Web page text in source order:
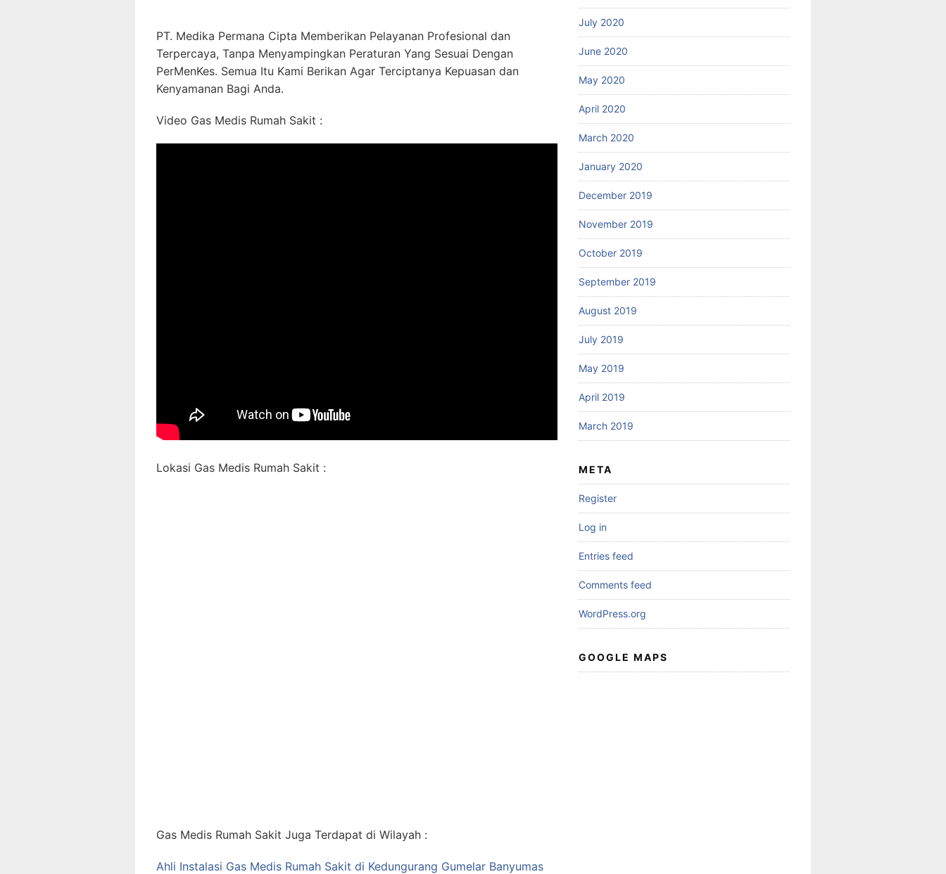
PT. Medika Permana Cipta Memberikan Pelayanan Profesional dan
Terpercaya, Tanpa Menyampingkan Peraturan Yang Sesuai Dengan
PerMenKes. Semua Itu Kami Berikan Agar Terciptanya Kepuasan dan
Kenyamanan Bagi Anda.
Video Gas Medis Rumah Sakit :
Lokasi Gas Medis Rumah Sakit :
Gas Medis Rumah Sakit Juga Terdapat di Wilayah :
Ahli Instalasi Gas Medis Rumah Sakit di Kedungurang Gumelar Banyumas
July 2020
June 2020
May 2020
April 2020
March 2020
January 2020
December 2019
November 2019
October 2019
September 2019
August 2019
July 2019
May 2019
April 2019
March 2019
META
Register
Log in
Entries feed
Comments feed
WordPress.org
GOOGLE MAPS